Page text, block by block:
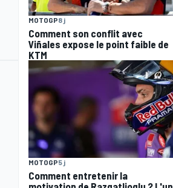
MOTOGP8 j
Comment son conflit avec
Viñales expose le point faible de
KTM
MOTOGP5 j
Comment entretenir la